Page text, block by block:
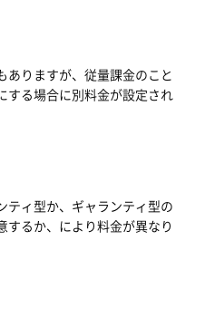
ありますが、従量課金のこと
する場合に別料金が設定され
ティ型か、ギャランティ型の
るか、により料金が異なり